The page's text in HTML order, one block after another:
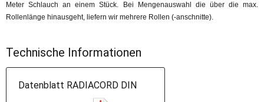
Meter Schlauch an einem Stück. Bei Mengenauswahl die über die max.
Rollenlänge hinausgeht, liefern wir mehrere Rollen (-anschnitte).
Technische Informationen
Datenblatt RADIACORD DIN